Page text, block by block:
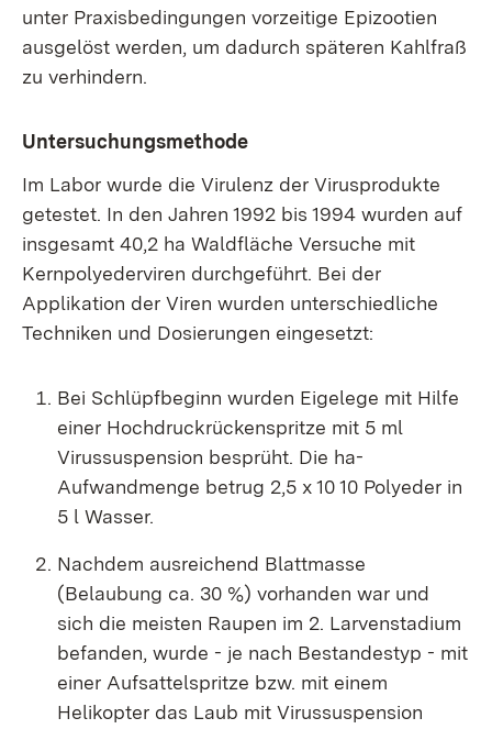
unter Praxisbedingungen vorzeitige Epizootien
ausgelöst werden, um dadurch späteren Kahlfraß
zu verhindern.
Untersuchungsmethode
Im Labor wurde die Virulenz der Virusprodukte
getestet. In den Jahren 1992 bis 1994 wurden auf
insgesamt 40,2 ha Waldfläche Versuche mit
Kernpolyederviren durchgeführt. Bei der
Applikation der Viren wurden unterschiedliche
Techniken und Dosierungen eingesetzt:
Bei Schlüpfbeginn wurden Eigelege mit Hilfe
einer Hochdruckrückenspritze mit 5 ml
Virussuspension besprüht. Die ha-
Aufwandmenge betrug 2,5 x 10 10 Polyeder in
5 l Wasser.
Nachdem ausreichend Blattmasse
(Belaubung ca. 30 %) vorhanden war und
sich die meisten Raupen im 2. Larvenstadium
befanden, wurde - je nach Bestandestyp - mit
einer Aufsattelspritze bzw. mit einem
Helikopter das Laub mit Virussuspension